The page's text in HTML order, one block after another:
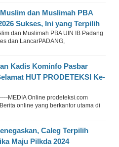
dan Muslimah PBA
Sukses, Ini yang Terpilih
dan Muslimah PBA UIN IB Padang
dan LancarPADANG,
Kadis Kominfo Pasbar
HUT PRODETEKSI Ke-
MEDIA Online prodeteksi.com
online yang berkantor utama di
Caleg Terpilih
Maju Pilkda 2024